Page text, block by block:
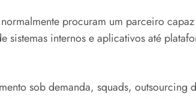
normalmente procuram um parceiro
sistemas internos e aplicativos até
sob demanda, squads, outsourcing